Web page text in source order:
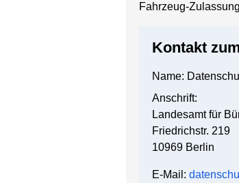
Fahrzeug-
Kontakt
Name:
Anschrift:
Landesamt für
Friedrichstr. 219
10969 Berlin
E-Mail: